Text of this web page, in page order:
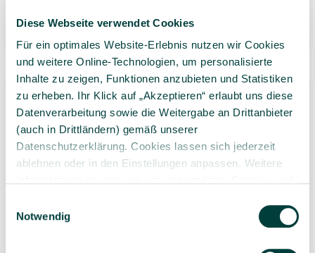
Diese Webseite verwendet Cookies
Für ein optimales Website-Erlebnis nutzen wir Cookies
und weitere Online-Technologien, um personalisierte
Inhalte zu zeigen, Funktionen anzubieten und Statistiken
zu erheben. Ihr Klick auf „Akzeptieren“ erlaubt uns diese
Datenverarbeitung sowie die Weitergabe an Drittanbieter
(auch in Drittländern) gemäß unserer
Datenschutzerklärung. Cookies lassen sich jederzeit
ablehnen oder in den Einstellungen anpassen. Weitere
schutz­erklärung
Notwendig
159,00 €*
1 Set
265,00 €*
1 Set
Rhythmik-Tasche mit 26
Klassenzimmer Set -